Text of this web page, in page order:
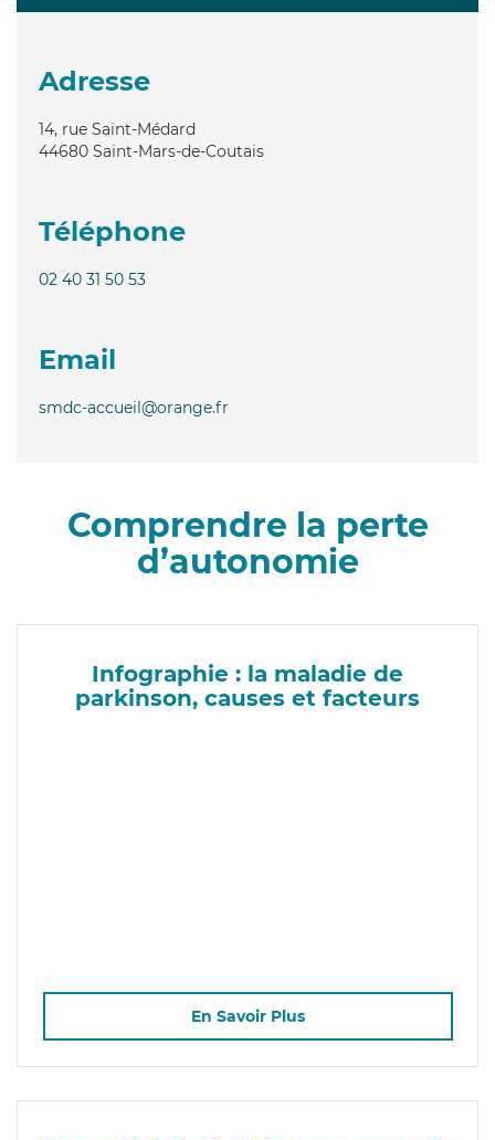
Adresse
14, rue Saint-Médard
44680 Saint-Mars-de-Coutais
Téléphone
02 40 31 50 53
Email
smdc-accueil@orange.fr
Comprendre la perte
d’autonomie
Infographie : la maladie de
parkinson, causes et facteurs
En Savoir Plus